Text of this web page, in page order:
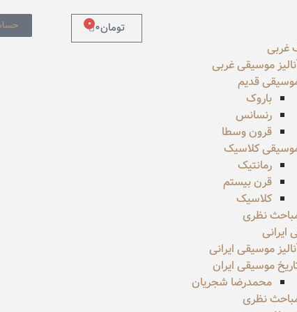
غربی
موسیقی غربی
قدیم
باروک
رنسانس
قرون وسطا
کلاسیک
رمانتیک
قرن بیستم
کلاسیک
نظری
موسیقی ایرانی
موسیقی ایران
محمدرضا شجریان
نظری
تومان0
0